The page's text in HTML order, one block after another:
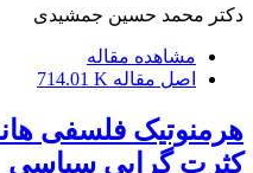
دکتر محمد حسین جمشیدی
مشاهده مقاله
اصل مقاله 714.01 K
هرمنوتیک فلسفی
کثرت گرایی سیاسی